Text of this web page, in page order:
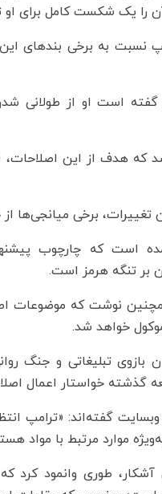
را یک شکست کامل برای او
نسبت به برخی بندهای این
است او از طولانی
که هدف از این اصلاحات،
تغییرات، برخی میانجی‌ها
است که چارچوب
بر تنگه هرمز است.
نوشت که موضوعات
خواهد شد.
بازوی تبلیغاتی و جنگ
گذشته خواستار اعمال
گفته‌اند: «ترامپ
موارد مرتبط با مواد
طوری وانمود کرد که